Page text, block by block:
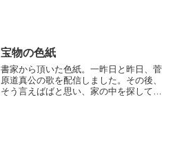
宝物の色紙
書家から頂いた色紙。一昨日と昨日、菅
原道真公の歌を配信しました。その後、
そう言えばばと思い、家の中を探してみ